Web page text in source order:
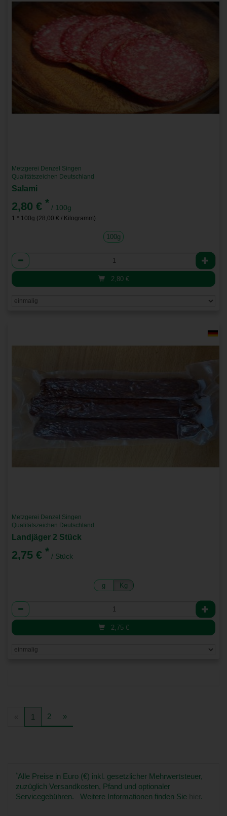
Metzgerei Denzel Singen
Qualitätszeichen Deutschland
Salami
2,80 € * / 100g
1 * 100g (28,00 € / Kilogramm)
100g
Anzahl
2,80 €
Metzgerei Denzel Singen
Qualitätszeichen Deutschland
Landjäger 2 Stück
2,75 € * / Stück
g Kg
Anzahl
2,75 €
1 2 »
*Alle Preise in Euro (€) inkl. gesetzlicher Mehrwertsteuer,
zuzüglich Versandkosten, Pfand und optionaler
Servicegebühren. Weitere Informationen finden Sie hier.